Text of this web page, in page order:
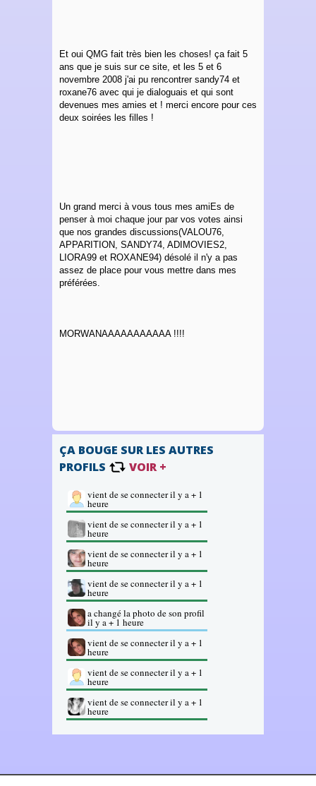
Et oui QMG fait très bien les choses! ça fait 5
ans que je suis sur ce site, et les 5 et 6
novembre 2008 j'ai pu rencontrer sandy74 et
roxane76 avec qui je dialoguais et qui sont
devenues mes amies et ! merci encore pour ces
deux soirées les filles !
Un grand merci à vous tous mes amiEs de
penser à moi chaque jour par vos votes ainsi
que nos grandes discussions(VALOU76,
APPARITION, SANDY74, ADIMOVIES2,
LIORA99 et ROXANE94) désolé il n'y a pas
assez de place pour vous mettre dans mes
préférées.
MORWANAAAAAAAAAAA !!!!
ÇA BOUGE SUR LES AUTRES
PROFILS
VOIR +
vient de se connecter il y a + 1
heure
vient de se connecter il y a + 1
heure
vient de se connecter il y a + 1
heure
vient de se connecter il y a + 1
heure
a changé la photo de son profil
il y a + 1 heure
vient de se connecter il y a + 1
heure
vient de se connecter il y a + 1
heure
vient de se connecter il y a + 1
heure